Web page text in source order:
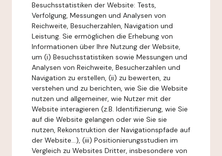
Besuchsstatistiken der Website: Tests,
Verfolgung, Messungen und Analysen von
Reichweite, Besucherzahlen, Navigation und
Leistung. Sie ermöglichen die Erhebung von
Informationen über Ihre Nutzung der Website,
um (i) Besuchsstatistiken sowie Messungen und
Analysen von Reichweite, Besucherzahlen und
Navigation zu erstellen, (ii) zu bewerten, zu
verstehen und zu berichten, wie Sie die Website
nutzen und allgemeiner, wie Nutzer mit der
Website interagieren (z.B. Identifizierung, wie Sie
auf die Website gelangen oder wie Sie sie
nutzen, Rekonstruktion der Navigationspfade auf
der Website...), (iii) Positionierungsstudien im
Vergleich zu Websites Dritter, insbesondere von